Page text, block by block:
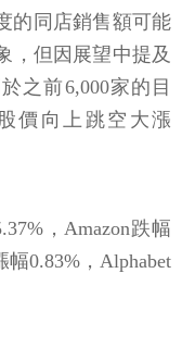
的同店銷售額可能
，但因展望中提及
之前6,000家的目
價向上跳空大漲
，Amazon跌幅
0.83%，Alphabet